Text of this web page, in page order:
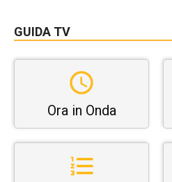
GUIDA TV
Ora in Onda